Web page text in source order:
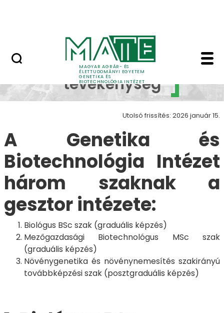
MAGYAR AGRÁR- ÉS
ÉLETTUDOMÁNYI EGYETEM
GENETIKA ÉS
BIOTECHNOLÓGIA INTÉZET
OktatásiOktatási
tevékenység
Utolsó frissítés: 2026 január 15.
A Genetika és
Biotechnológia Intézet
három szaknak a
gesztor intézete:
Biológus BSc szak (graduális képzés)
Mezőgazdasági Biotechnológus MSc szak
(graduális képzés)
Növénygenetika és növénynemesítés szakirányú
továbbképzési szak (posztgraduális képzés)